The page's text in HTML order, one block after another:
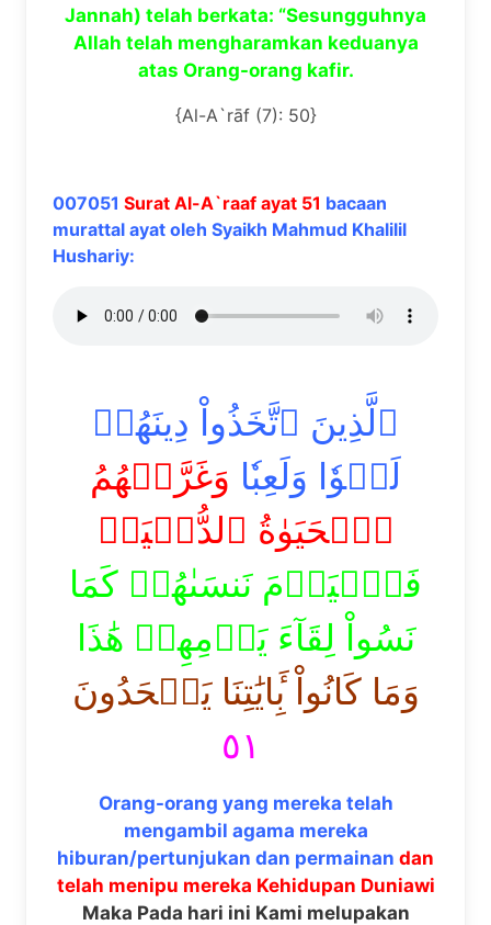
Jannah) telah berkata: “Sesungguhnya
Allah telah mengharamkan keduanya
atas Orang-orang kafir.
{Al-A`rāf (7): 50}
007051 Surat Al-A`raaf ayat 51 bacaan
murattal ayat oleh Syaikh Mahmud Khalilil
Hushariy:
ٱلَّذِينَ ٱتَّخَذُواْ دِينَهُمۡ
لَهۡوٗا وَلَعِبٗا وَغَرَّتۡهُمُ
ٱلۡحَيَوٰةُ ٱلدُّنۡيَاۚ
فَٱلۡيَوۡمَ نَنسَىٰهُمۡ كَمَا
نَسُواْ لِقَآءَ يَوۡمِهِمۡ هَٰذَا
وَمَا كَانُواْ بِ‍َٔايَٰتِنَا يَجۡحَدُونَ
٥١
Orang-orang yang mereka telah
mengambil agama mereka
hiburan/pertunjukan dan permainan dan
telah menipu mereka Kehidupan Duniawi
Maka Pada hari ini Kami melupakan